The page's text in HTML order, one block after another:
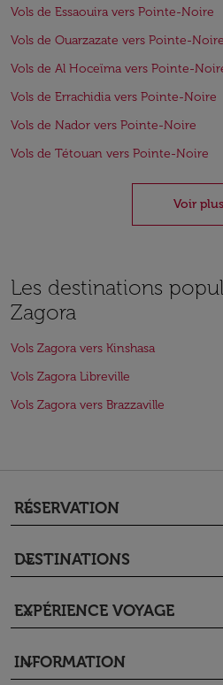
Vols de Essaouira vers Pointe-Noire
Vols de Ouarzazate vers Pointe-Noire
Vols de Al Hoceïma vers Pointe-
Vols de Errachidia vers Pointe-Noire
Vols de Nador vers Pointe-Noire
Vols de Tétouan vers Pointe-Noire
Voir plus
Les destinations
Zagora
Vols Zagora vers Kinshasa
Vols Zagora Libreville
Vols Zagora vers Brazzaville
RÉSERVATION
keyboard_arrow_down
DESTINATIONS
keyboard_arrow_down
EXPÉRIENCE VOYAGE
keyboard_arrow_down
INFORMATION
keyboard_arrow_down